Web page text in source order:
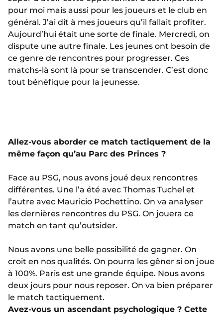
pour moi mais aussi pour les joueurs et le club en
général. J’ai dit à mes joueurs qu’il fallait profiter.
Aujourd’hui était une sorte de finale. Mercredi, on
dispute une autre finale. Les jeunes ont besoin de
ce genre de rencontres pour progresser. Ces
matchs-là sont là pour se transcender. C’est donc
tout bénéfique pour la jeunesse.
Allez-vous aborder ce match tactiquement de la
même façon qu’au Parc des Princes ?
Face au PSG, nous avons joué deux rencontres
différentes. Une l’a été avec Thomas Tuchel et
l’autre avec Mauricio Pochettino. On va analyser
les dernières rencontres du PSG. On jouera ce
match en tant qu’outsider.
Nous avons une belle possibilité de gagner. On
croit en nos qualités. On pourra les gêner si on joue
à 100%. Paris est une grande équipe. Nous avons
deux jours pour nous reposer. On va bien préparer
le match tactiquement.
Avez-vous un ascendant psychologique ? Cette